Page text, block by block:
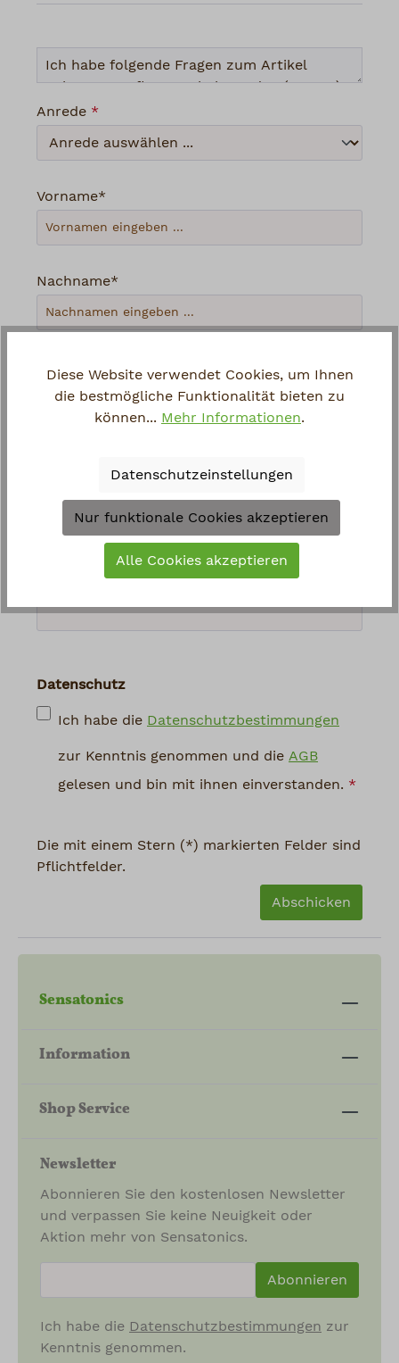
Anrede *
Vorname*
Nachname*
Loading...
Um weiterzugehen, geben Sie die oben
abgebildeten Zeichen ein*
Datenschutz
Ich habe die Datenschutzbestimmungen
zur Kenntnis genommen und die AGB
gelesen und bin mit ihnen einverstanden. *
Die mit einem Stern (*) markierten Felder sind
Pflichtfelder.
Abschicken
Sensatonics
Information
Shop Service
Newsletter
Abonnieren Sie den kostenlosen Newsletter
und verpassen Sie keine Neuigkeit oder
Aktion mehr von Sensatonics.
Abonnieren
Ich habe die Datenschutzbestimmungen zur
Kenntnis genommen.
Diese Website verwendet Cookies, um Ihnen
die bestmögliche Funktionalität bieten zu
können... Mehr Informationen.
Datenschutzeinstellungen
Nur funktionale Cookies akzeptieren
Alle Cookies akzeptieren